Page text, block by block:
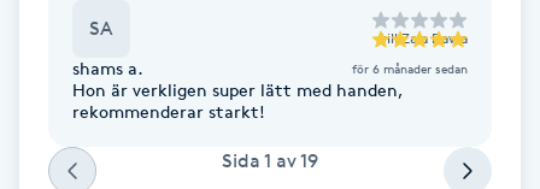
Coachning
Color correction
väldigt nöjd. En fantastisk upplevelse, jag
rekommenderar henne varmt
SA till Zala Bawa
shams a. för 6 månader sedan
Hon är verkligen super lätt med handen,
rekommenderar starkt!
Sida 1 av19